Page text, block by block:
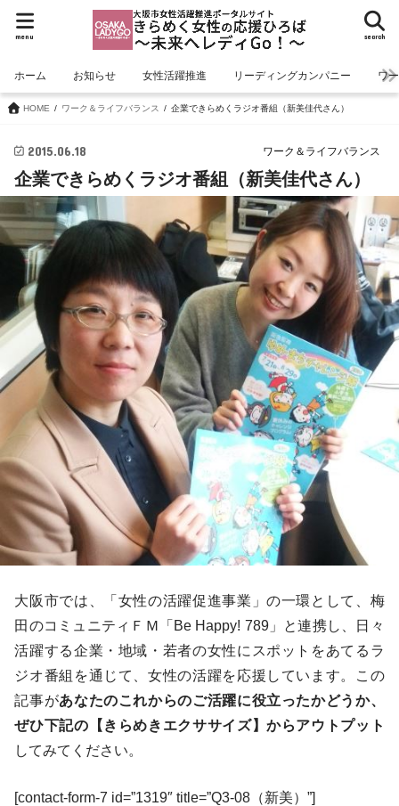
search
menu
ホーム お知らせ 女性活躍推進 リーディングカンパニー ワ
HOME ワーク＆ライフバランス 企業できらめくラジオ番組（新美佳代さん）
ワーク＆ライフバランス
2015.06.18
企業できらめくラジオ番組（新美佳代さん）
大阪市では、「女性の活躍促進事業」の一環として、梅
田のコミュニティＦＭ「Be Happy! 789」と連携し、日々
活躍する企業・地域・若者の女性にスポットをあてるラ
ジオ番組を通じて、女性の活躍を応援しています。この
記事があなたのこれからのご活躍に役立ったかどうか、
ぜひ下記の【きらめきエクササイズ】からアウトプット
してみてください。
[contact-form-7 id=”1319″ title=”Q3-08（新美）”]